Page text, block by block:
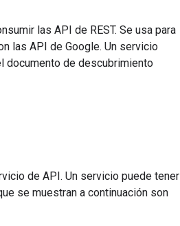
las API de REST. Se usa para
las API de Google. Un servicio
documento de descubrimiento
de API. Un servicio puede tener
se muestran a continuación son